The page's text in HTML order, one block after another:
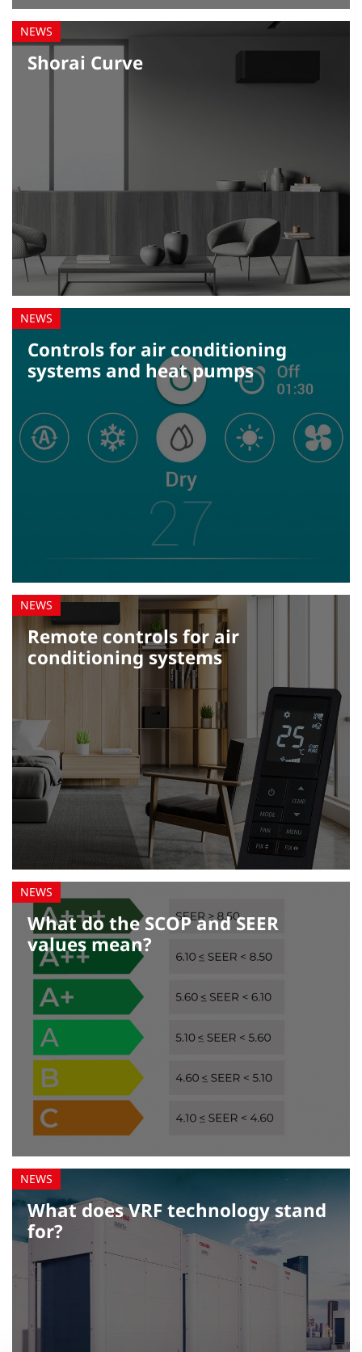
Shorai Curve
Controls for air conditioning
systems and heat pumps
Remote controls for air
conditioning systems
What do the SCOP and SEER
values mean?
What does VRF technology stand
for?